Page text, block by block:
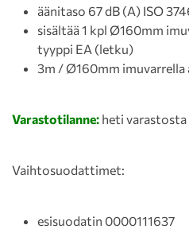
äänitaso 67 dB (A) ISO
sisältää 1 kpl Ø160mm
tyyppi EA (letku)
3m / Ø160mm imuvarrella
Varastotilanne: heti
Vaihtosuodattimet:
esisuodatin 0000111637